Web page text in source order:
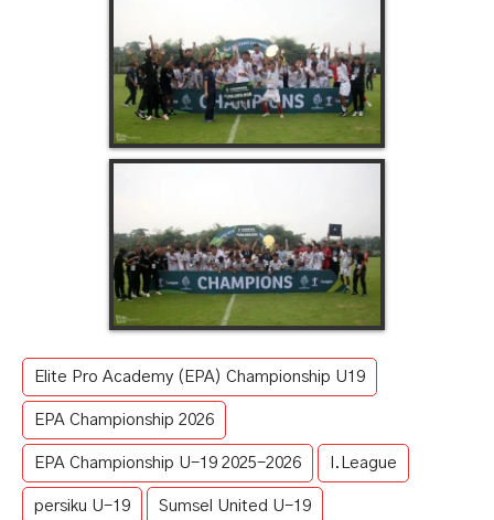
Elite Pro Academy (EPA) Championship U19
EPA Championship 2026
EPA Championship U-19 2025-2026 I.League
persiku U-19 Sumsel United U-19